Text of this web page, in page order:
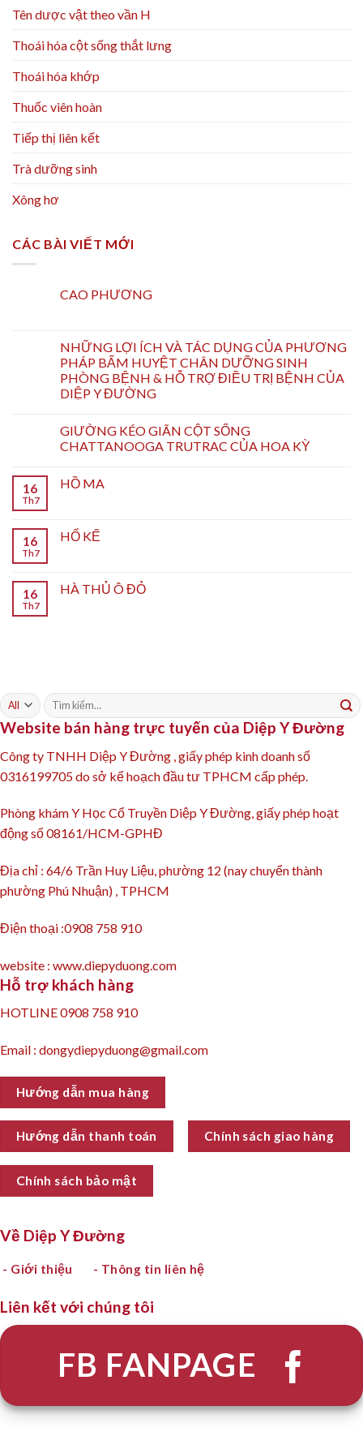
Tên dược vật theo vần H
Thoái hóa cột sống thắt lưng
Thoái hóa khớp
Thuốc viên hoàn
Tiếp thị liên kết
Trà dưỡng sinh
Xông hơ
CÁC BÀI VIẾT MỚI
CAO PHƯƠNG
NHỮNG LỢI ÍCH VÀ TÁC DỤNG CỦA PHƯƠNG
PHÁP BẤM HUYỆT CHÂN DƯỠNG SINH
PHÒNG BỆNH & HỖ TRỢ ĐIỀU TRỊ BỆNH CỦA
DIỆP Y ĐƯỜNG
GIƯỜNG KÉO GIÃN CỘT SỐNG
CHATTANOOGA TRUTRAC CỦA HOA KỲ
16
Th7
HỒ MA
16
Th7
HỔ KẾ
16
Th7
HÀ THỦ Ô ĐỎ
Tìm
kiếm:
Website bán hàng trực tuyến của Diệp Y Đường
Công ty TNHH Diệp Y Đường , giấy phép kinh doanh số
0316199705 do sở kế hoạch đầu tư TPHCM cấp phép.
Phòng khám Y Học Cổ Truyền Diệp Y Đường, giấy phép hoạt
động số 08161/HCM-GPHĐ
Địa chỉ : 64/6 Trần Huy Liệu, phường 12 (nay chuyển thành
phường Phú Nhuận) , TPHCM
Điện thoại :0908 758 910
website : www.diepyduong.com
Hỗ trợ khách hàng
HOTLINE 0908 758 910
Email : dongydiepyduong@gmail.com
Hướng dẫn mua hàng
Hướng dẫn thanh toán Chính sách giao hàng
Chính sách bảo mật
Về Diệp Y Đường
- Giới thiệu - Thông tin liên hệ
Liên kết với chúng tôi
FB FANPAGE